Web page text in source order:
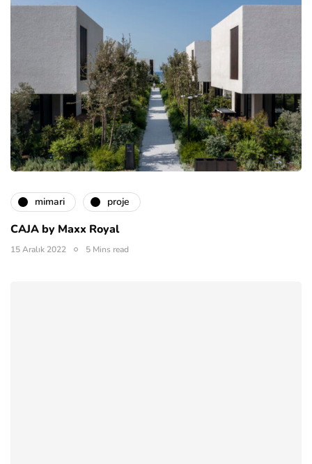
mimari proje
CAJA by Maxx Royal
15 Aralık 2022 5 Mins read